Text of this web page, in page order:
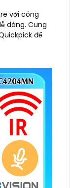
với công
Cung
để